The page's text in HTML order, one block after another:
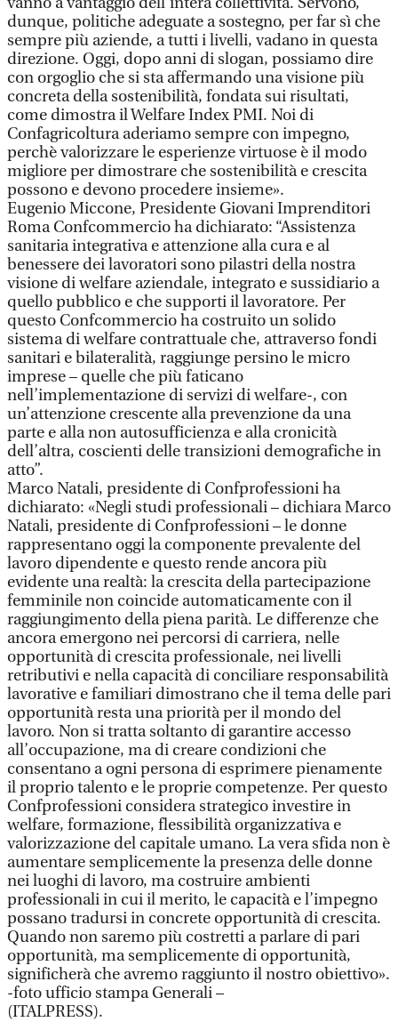
dunque, politiche adeguate a sostegno, per far sì che
sempre più aziende, a tutti i livelli, vadano in questa
direzione. Oggi, dopo anni di slogan, possiamo dire
con orgoglio che si sta affermando una visione più
concreta della sostenibilità, fondata sui risultati,
come dimostra il Welfare Index PMI. Noi di
Confagricoltura aderiamo sempre con impegno,
perchè valorizzare le esperienze virtuose è il modo
migliore per dimostrare che sostenibilità e crescita
possono e devono procedere insieme».
Eugenio Miccone, Presidente Giovani Imprenditori
Roma Confcommercio ha dichiarato: “Assistenza
sanitaria integrativa e attenzione alla cura e al
benessere dei lavoratori sono pilastri della nostra
visione di welfare aziendale, integrato e sussidiario a
quello pubblico e che supporti il lavoratore. Per
questo Confcommercio ha costruito un solido
sistema di welfare contrattuale che, attraverso fondi
sanitari e bilateralità, raggiunge persino le micro
imprese – quelle che più faticano
nell’implementazione di servizi di welfare-, con
un’attenzione crescente alla prevenzione da una
parte e alla non autosufficienza e alla cronicità
dell’altra, coscienti delle transizioni demografiche in
atto”.
Marco Natali, presidente di Confprofessioni ha
dichiarato: «Negli studi professionali – dichiara Marco
Natali, presidente di Confprofessioni – le donne
rappresentano oggi la componente prevalente del
lavoro dipendente e questo rende ancora più
evidente una realtà: la crescita della partecipazione
femminile non coincide automaticamente con il
raggiungimento della piena parità. Le differenze che
ancora emergono nei percorsi di carriera, nelle
opportunità di crescita professionale, nei livelli
retributivi e nella capacità di conciliare responsabilità
lavorative e familiari dimostrano che il tema delle pari
opportunità resta una priorità per il mondo del
lavoro. Non si tratta soltanto di garantire accesso
all’occupazione, ma di creare condizioni che
consentano a ogni persona di esprimere pienamente
il proprio talento e le proprie competenze. Per questo
Confprofessioni considera strategico investire in
welfare, formazione, flessibilità organizzativa e
valorizzazione del capitale umano. La vera sfida non è
aumentare semplicemente la presenza delle donne
nei luoghi di lavoro, ma costruire ambienti
professionali in cui il merito, le capacità e l’impegno
possano tradursi in concrete opportunità di crescita.
Quando non saremo più costretti a parlare di pari
opportunità, ma semplicemente di opportunità,
significherà che avremo raggiunto il nostro obiettivo».
-foto ufficio stampa Generali –
(ITALPRESS).